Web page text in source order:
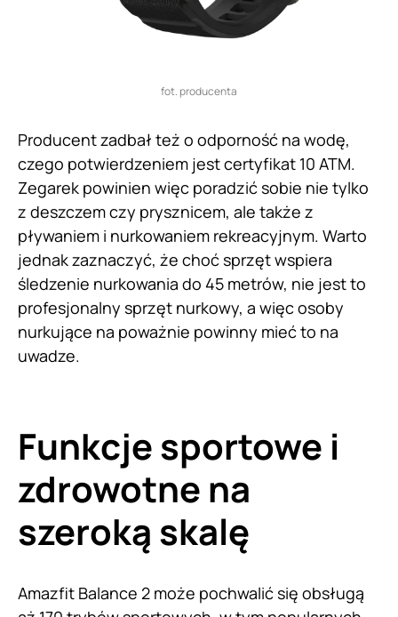
fot. producenta
Producent zadbał też o odporność na wodę,
czego potwierdzeniem jest certyfikat 10 ATM.
Zegarek powinien więc poradzić sobie nie tylko
z deszczem czy prysznicem, ale także z
pływaniem i nurkowaniem rekreacyjnym. Warto
jednak zaznaczyć, że choć sprzęt wspiera
śledzenie nurkowania do 45 metrów, nie jest to
profesjonalny sprzęt nurkowy, a więc osoby
nurkujące na poważnie powinny mieć to na
uwadze.
Funkcje sportowe i
zdrowotne na
szeroką skalę
Amazfit Balance 2 może pochwalić się obsługą